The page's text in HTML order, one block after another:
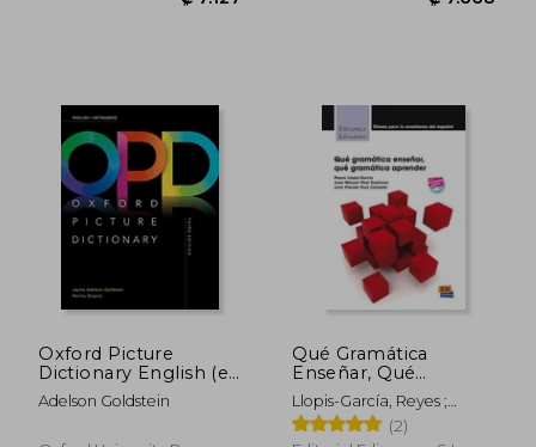
₡ 38.330
Oxford Picture
Dictionary English (en
Inglés)
Adelson Goldstein
Qué Gramática
Enseñar, Qué
Gramática Aprender
Llopis-García, Reyes ;
Espinosa, Juan Manuel Real
; Campillo, Jose Plácido
(2)